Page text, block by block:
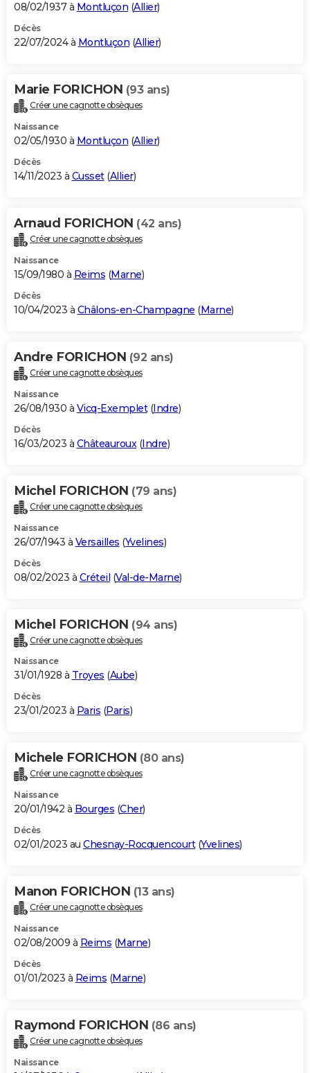
08/02/1937 à Montluçon (Allier)
Décès
22/07/2024 à Montluçon (Allier)
Marie FORICHON (93 ans)
Créer une cagnotte obsèques
Naissance
02/05/1930 à Montluçon (Allier)
Décès
14/11/2023 à Cusset(Allier)
Arnaud FORICHON (42 ans)
Créer une cagnotte obsèques
Naissance
15/09/1980 à Reims (Marne)
Décès
10/04/2023 à Châlons-en-Champagne (Marne)
Andre FORICHON (92 ans)
Créer une cagnotte obsèques
Naissance
26/08/1930 à Vicq-Exemplet(Indre)
Décès
16/03/2023 à Châteauroux(Indre)
Michel FORICHON (79 ans)
Créer une cagnotte obsèques
Naissance
26/07/1943 à Versailles (Yvelines)
Décès
08/02/2023 à Créteil (Val-de-Marne)
Michel FORICHON (94 ans)
Créer une cagnotte obsèques
Naissance
31/01/1928 à Troyes (Aube)
Décès
23/01/2023 à Paris (Paris)
Michele FORICHON (80 ans)
Créer une cagnotte obsèques
Naissance
20/01/1942 à Bourges (Cher)
Décès
02/01/2023 au Chesnay-Rocquencourt(Yvelines)
Manon FORICHON (13 ans)
Créer une cagnotte obsèques
Naissance
02/08/2009 à Reims (Marne)
Décès
01/01/2023 à Reims (Marne)
Raymond FORICHON (86 ans)
Créer une cagnotte obsèques
Naissance